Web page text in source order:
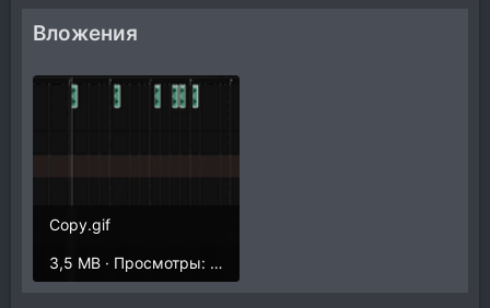
Вложения
Copy.gif
3,5 MB · Просмотры: 202